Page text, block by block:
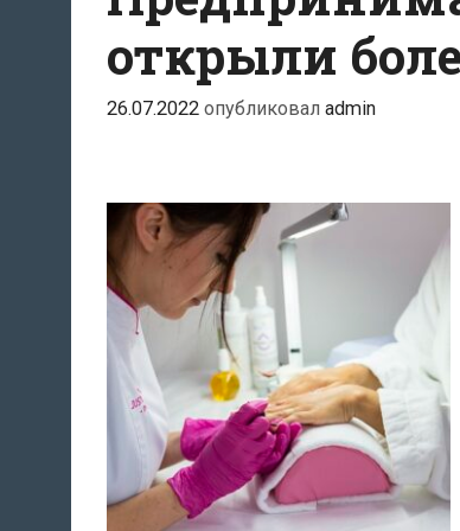
открыли
26.07.2022 опубликовал admin